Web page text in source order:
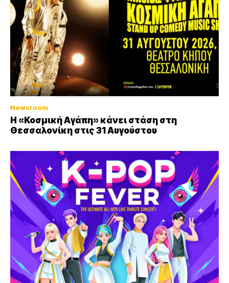
Newsroom
Η «Κοσμική Αγάπη» κάνει στάση στη
Θεσσαλονίκη στις 31 Αυγούστου